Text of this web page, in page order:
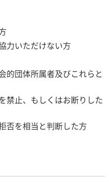
力いただけない方
的団体所属者及びこれらと
禁止、もしくはお断りした
否を相当と判断した方